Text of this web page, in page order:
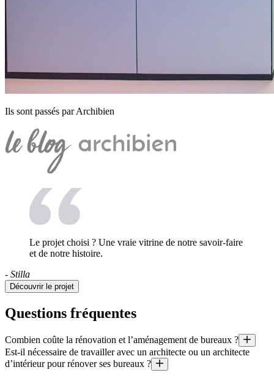
Ils sont passés par Archibien
Le projet choisi ? Une vraie vitrine de notre savoir-faire
et de notre histoire.
- Stilla
Découvrir le projet
Questions fréquentes
Combien coûte la rénovation et l’aménagement de bureaux ?
Quel est le prix au mètre carré d’une rénovation ? Quel budget
Il est aussi utile de préciser que le coût moyen d’un projet géré par
Est-il nécessaire de travailler avec un architecte ou un architecte
d’intérieur pour rénover ses bureaux ?